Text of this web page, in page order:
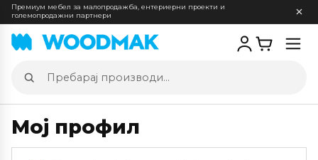
Премиум мебел за малопродажба, ентериерни проекти и
големопродажни партнери
Пребарај
производи
Мој профил